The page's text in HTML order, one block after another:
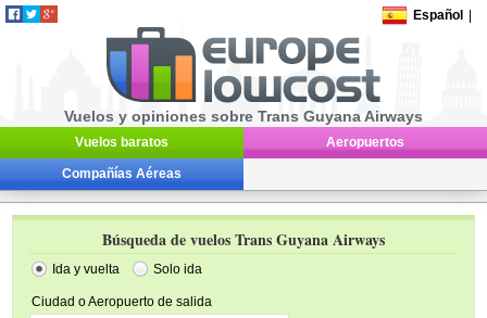
Español
Vuelos y opiniones sobre Trans Guyana Airways
Vuelos baratos Aeropuertos
Compañías Aéreas
Búsqueda de vuelos Trans Guyana Airways
Ida y vuelta Solo ida
Ciudad o Aeropuerto de salida